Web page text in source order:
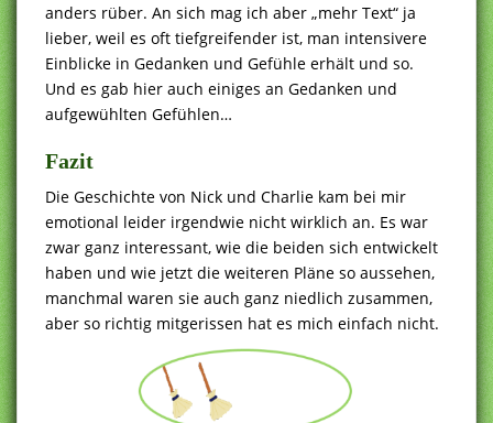
anders rüber. An sich mag ich aber „mehr Text“ ja
lieber, weil es oft tiefgreifender ist, man intensivere
Einblicke in Gedanken und Gefühle erhält und so.
Und es gab hier auch einiges an Gedanken und
aufgewühlten Gefühlen…
Fazit
Die Geschichte von Nick und Charlie kam bei mir
emotional leider irgendwie nicht wirklich an. Es war
zwar ganz interessant, wie die beiden sich entwickelt
haben und wie jetzt die weiteren Pläne so aussehen,
manchmal waren sie auch ganz niedlich zusammen,
aber so richtig mitgerissen hat es mich einfach nicht.